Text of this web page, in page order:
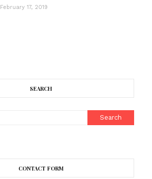
February 17, 2019
SEARCH
CONTACT FORM